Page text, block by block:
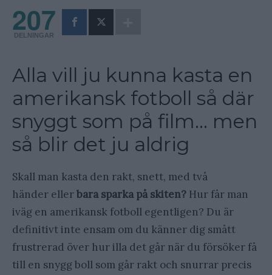
207
DELNINGAR
Alla vill ju kunna kasta en
amerikansk fotboll så där
snyggt som på film… men
så blir det ju aldrig
Skall man kasta den rakt, snett, med två
händer ellerbara sparka på skiten? Hur får man
iväg en amerikansk fotboll egentligen? Du är
definitivt inte ensam om du känner dig smått
frustrerad över hur illa det går när du försöker få
till en snygg boll som går rakt och snurrar precis